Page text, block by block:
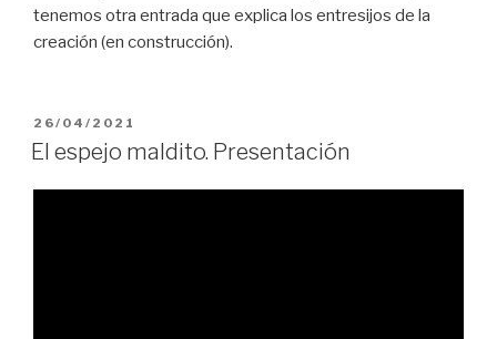
tenemos otra entrada que explica los entresijos de la
creación (en construcción).
PUBLICADO
EL
26/04/2021
El espejo maldito. Presentación